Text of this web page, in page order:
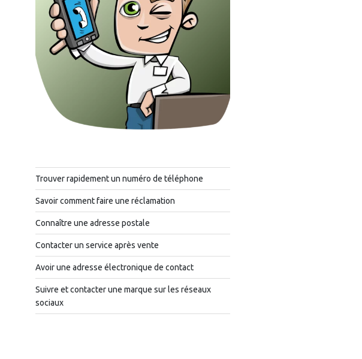
Trouver rapidement un numéro de téléphone
Savoir comment faire une réclamation
Connaître une adresse postale
Contacter un service après vente
Avoir une adresse électronique de contact
Suivre et contacter une marque sur les réseaux
sociaux